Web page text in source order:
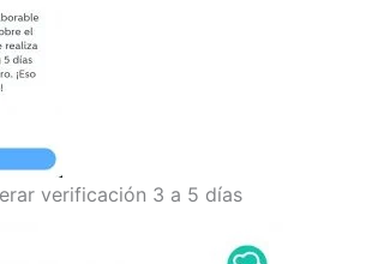
verificación 3 a 5 días